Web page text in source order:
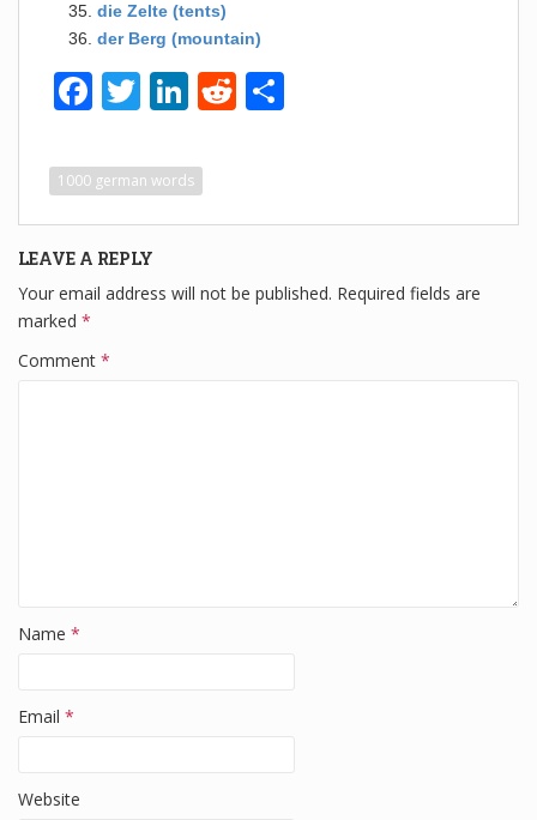
die Zelte (tents)
der Berg (mountain)
F
c
e
b
o
k
T
tt
er
Li
k
e
n
R
1000 german words
LEAVE A REPLY
Your email address will not be published. Required fields are
marked *
Comment *
Name *
Email *
Website